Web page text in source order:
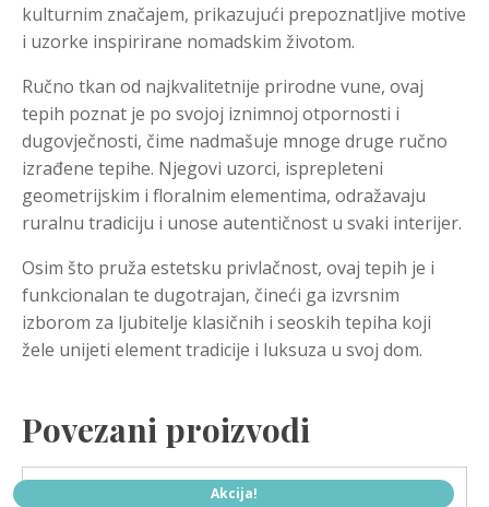
kulturnim značajem, prikazujući prepoznatljive motive
i uzorke inspirirane nomadskim životom.
Ručno tkan od najkvalitetnije prirodne vune, ovaj
tepih poznat je po svojoj iznimnoj otpornosti i
dugovječnosti, čime nadmašuje mnoge druge ručno
izrađene tepihe. Njegovi uzorci, isprepleteni
geometrijskim i floralnim elementima, odražavaju
ruralnu tradiciju i unose autentičnost u svaki interijer.
Osim što pruža estetsku privlačnost, ovaj tepih je i
funkcionalan te dugotrajan, čineći ga izvrsnim
izborom za ljubitelje klasičnih i seoskih tepiha koji
žele unijeti element tradicije i luksuza u svoj dom.
Povezani proizvodi
Akcija!